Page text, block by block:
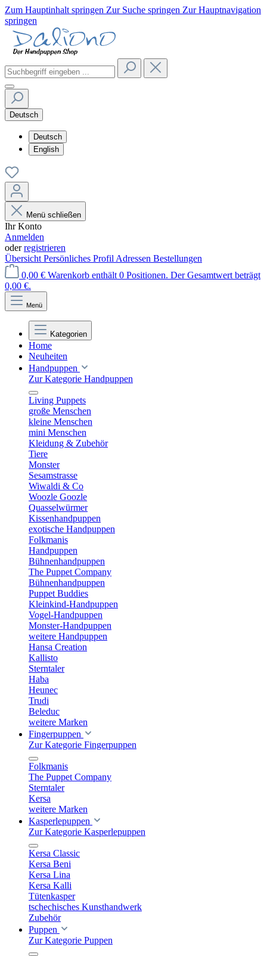
Zum Hauptinhalt springen Zur Suche springen Zur Hauptnavigation
springen
Deutsch
Deutsch
English
Menü schließen
Ihr Konto
Anmelden
oderregistrieren
Übersicht Persönliches Profil Adressen Bestellungen
0,00 € Warenkorb enthält 0 Positionen. Der Gesamtwert beträgt
0,00 €.
Menü
Kategorien
Home
Neuheiten
Handpuppen
Zur Kategorie Handpuppen
Living Puppets
große Menschen
kleine Menschen
mini Menschen
Kleidung & Zubehör
Tiere
Monster
Sesamstrasse
Wiwaldi & Co
Woozle Goozle
Quasselwürmer
Kissenhandpuppen
exotische Handpuppen
Folkmanis
Handpuppen
Bühnenhandpuppen
The Puppet Company
Bühnenhandpuppen
Puppet Buddies
Kleinkind-Handpuppen
Vogel-Handpuppen
Monster-Handpuppen
weitere Handpuppen
Hansa Creation
Kallisto
Sterntaler
Haba
Heunec
Trudi
Beleduc
weitere Marken
Fingerpuppen
Zur Kategorie Fingerpuppen
Folkmanis
The Puppet Company
Sterntaler
Kersa
weitere Marken
Kasperlepuppen
Zur Kategorie Kasperlepuppen
Kersa Classic
Kersa Beni
Kersa Lina
Kersa Kalli
Tütenkasper
tschechisches Kunsthandwerk
Zubehör
Puppen
Zur Kategorie Puppen